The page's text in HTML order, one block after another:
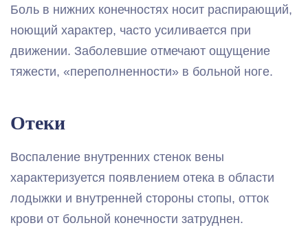
Боль в нижних конечностях носит распирающий,
ноющий характер, часто усиливается при
движении. Заболевшие отмечают ощущение
тяжести, «переполненности» в больной ноге.
Отеки
Воспаление внутренних стенок вены
характеризуется появлением отека в области
лодыжки и внутренней стороны стопы, отток
крови от больной конечности затруднен.